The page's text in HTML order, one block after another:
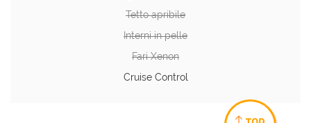
Tetto apribile
Interni in pelle
Fari Xenon
Cruise Control